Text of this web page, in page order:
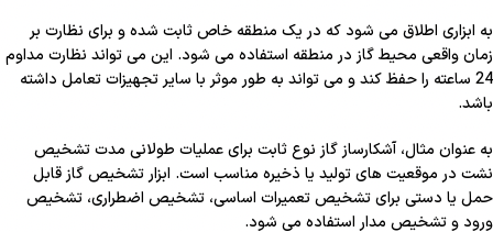
به ابزاری اطلاق می شود که در یک منطقه خاص ثابت شده و برای نظارت بر
زمان واقعی محیط گاز در منطقه استفاده می شود. این می تواند نظارت مداوم
24 ساعته را حفظ کند و می تواند به طور موثر با سایر تجهیزات تعامل داشته
باشد.
به عنوان مثال، آشکارساز گاز نوع ثابت برای عملیات طولانی مدت تشخیص
نشت در موقعیت های تولید یا ذخیره مناسب است. ابزار تشخیص گاز قابل
حمل یا دستی برای تشخیص تعمیرات اساسی، تشخیص اضطراری، تشخیص
ورود و تشخیص مدار استفاده می شود.